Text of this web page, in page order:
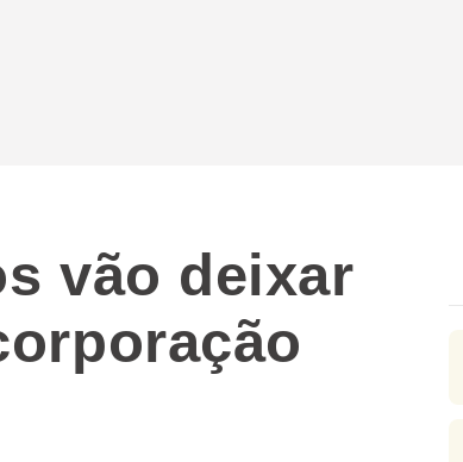
vão deixar